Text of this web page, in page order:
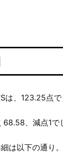
、123.25点で
、減点1で
は以下の通り。